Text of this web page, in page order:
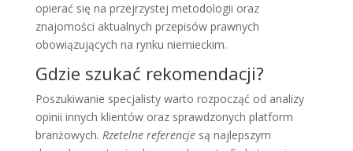
opierać się na przejrzystej metodologii oraz
znajomości aktualnych przepisów prawnych
obowiązujących na rynku niemieckim.
Gdzie szukać rekomendacji?
Poszukiwanie specjalisty warto rozpocząć od analizy
opinii innych klientów oraz sprawdzonych platform
branżowych. Rzetelne referencjesą najlepszym